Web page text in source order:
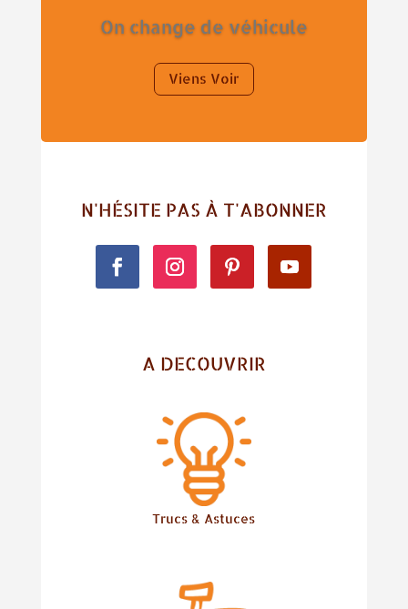
On change de véhicule
Viens Voir
N'HÉSITE PAS À T'ABONNER
A DECOUVRIR
Trucs & Astuces